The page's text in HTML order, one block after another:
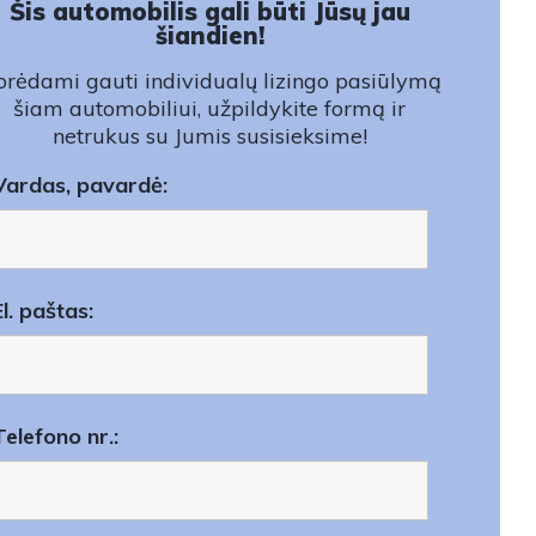
Šis automobilis gali būti Jūsų jau
šiandien!
gauti individualų lizingo pasiūlymą
šiam automobiliui, užpildykite formą ir
netrukus su Jumis susisieksime!
pavardė:
paštas:
nr.: